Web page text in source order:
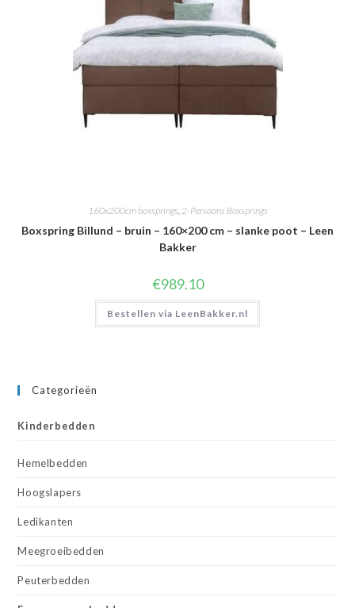
160x200cm boxsprings,2-Persoons Boxsprings
Boxspring Billund – bruin – 160×200 cm – slanke poot – Leen
Bakker
€989.10
Bestellen via LeenBakker.nl
Categorieën
Kinderbedden
Hemelbedden
Hoogslapers
Ledikanten
Meegroeibedden
Peuterbedden